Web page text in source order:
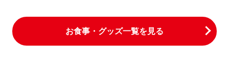
お食事・グッズ一覧を見る